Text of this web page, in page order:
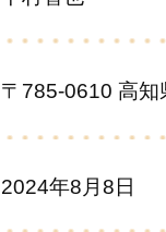
〒785-0610 高
2024年8月8日